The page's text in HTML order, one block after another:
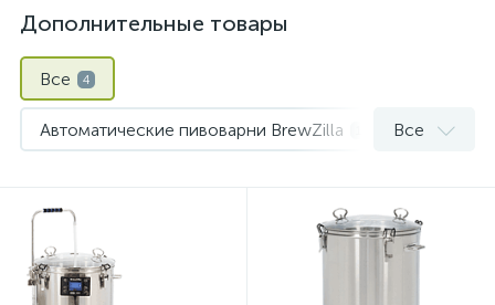
Дополнительные товары
Все 4
Автоматические пивоварни BrewZilla
Полуавтоматические пивоварни DigiBoil 2
Все